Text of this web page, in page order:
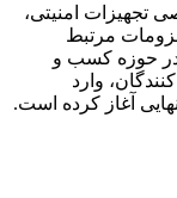
تجهیزات امنیتی،
مرتبط
در حوزه کسب و
وارد
آغاز کرده است.